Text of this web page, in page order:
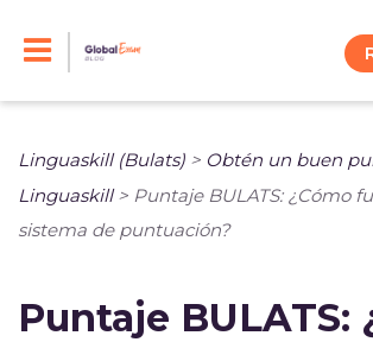
Linguaskill (Bulats) > Obtén un buen
Linguaskill> Puntaje BULATS: ¿Cómo
sistema de puntuación?
Puntaje BULATS: